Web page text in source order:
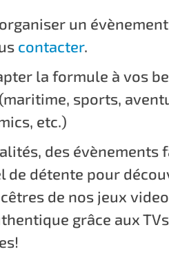
un
contacter.
la formule à vos
sports,
etc.)
des évènements
de détente pour
de nos jeux
grâce aux